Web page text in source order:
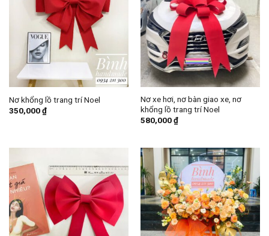
Nơ khổng lồ trang trí Noel
350,000₫
Nơ xe hơi, nơ bàn giao xe, nơ
khổng lồ trang trí Noel
580,000₫